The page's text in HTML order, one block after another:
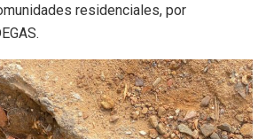
residenciales, por